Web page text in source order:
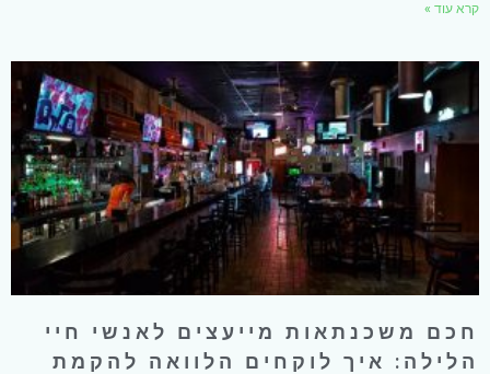
קרא עוד »
חכם משכנתאות מייעצים לאנשי חיי
הלילה: איך לוקחים הלוואה להקמת